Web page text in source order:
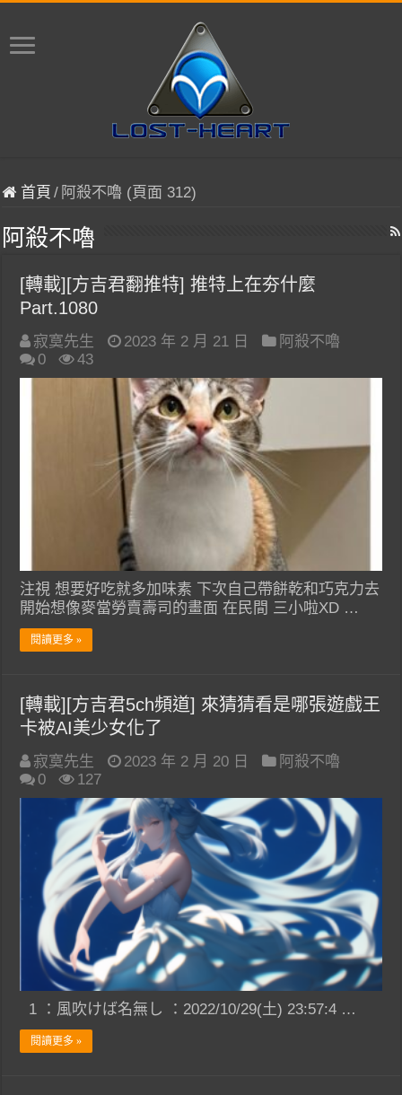
首頁 / 阿殺不嚕 (頁面 312)
阿殺不嚕
[轉載][方吉君翻推特] 推特上在夯什麼
Part.1080
寂寞先生 2023 年 2 月 21 日
阿殺不嚕
0
43
注視 想要好吃就多加味素 下次自己帶餅乾和巧克力去
開始想像麥當勞賣壽司的畫面 在民間 三小啦XD …
閱讀更多 »
[轉載][方吉君5ch頻道] 來猜猜看是哪張遊戲王
卡被AI美少女化了
寂寞先生 2023 年 2 月 20 日
阿殺不嚕
0
127
1 ：風吹けば名無し ：2022/10/29(土) 23:57:4 …
閱讀更多 »